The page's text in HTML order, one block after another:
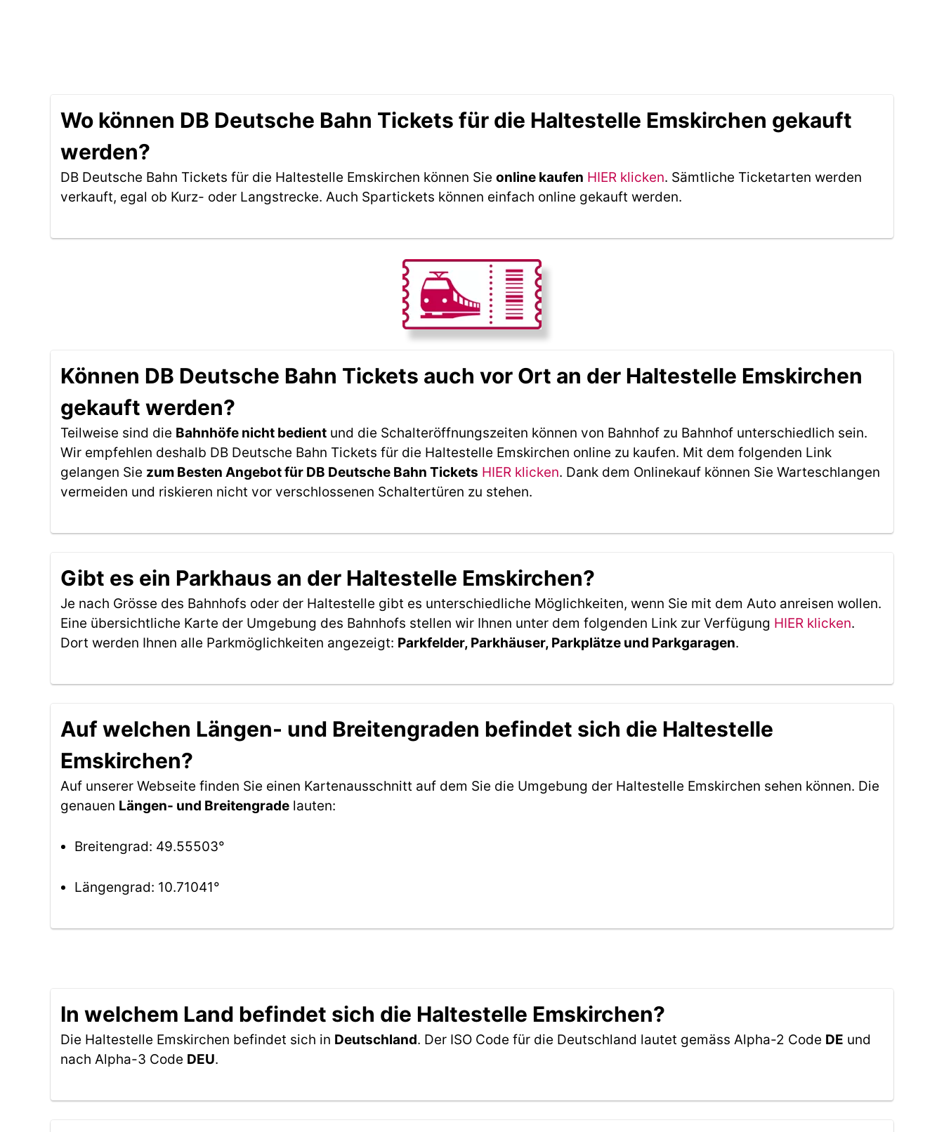
Wo können DB Deutsche Bahn Tickets für die Haltestelle Emskirchen gekauft
werden?
DB Deutsche Bahn Tickets für die Haltestelle Emskirchen können Sie online kaufen HIER klicken. Sämtliche Ticketarten werden
verkauft, egal ob Kurz- oder Langstrecke. Auch Spartickets können einfach online gekauft werden.
Können DB Deutsche Bahn Tickets auch vor Ort an der Haltestelle Emskirchen
gekauft werden?
Teilweise sind die Bahnhöfe nicht bedient und die Schalteröffnungszeiten können von Bahnhof zu Bahnhof unterschiedlich sein.
Wir empfehlen deshalb DB Deutsche Bahn Tickets für die Haltestelle Emskirchen online zu kaufen. Mit dem folgenden Link
gelangen Sie zum Besten Angebot für DB Deutsche Bahn Tickets HIER klicken. Dank dem Onlinekauf können Sie Warteschlangen
vermeiden und riskieren nicht vor verschlossenen Schaltertüren zu stehen.
Gibt es ein Parkhaus an der Haltestelle Emskirchen?
Je nach Grösse des Bahnhofs oder der Haltestelle gibt es unterschiedliche Möglichkeiten, wenn Sie mit dem Auto anreisen wollen.
Eine übersichtliche Karte der Umgebung des Bahnhofs stellen wir Ihnen unter dem folgenden Link zur Verfügung HIER klicken.
Dort werden Ihnen alle Parkmöglichkeiten angezeigt: Parkfelder, Parkhäuser, Parkplätze und Parkgaragen.
Auf welchen Längen- und Breitengraden befindet sich die Haltestelle
Emskirchen?
Auf unserer Webseite finden Sie einen Kartenausschnitt auf dem Sie die Umgebung der Haltestelle Emskirchen sehen können. Die
genauen Längen- und Breitengrade lauten:
Breitengrad: 49.55503°
Längengrad: 10.71041°
In welchem Land befindet sich die Haltestelle Emskirchen?
Die Haltestelle Emskirchen befindet sich in Deutschland. Der ISO Code für die Deutschland lautet gemäss Alpha-2 Code DE und
nach Alpha-3 Code DEU.